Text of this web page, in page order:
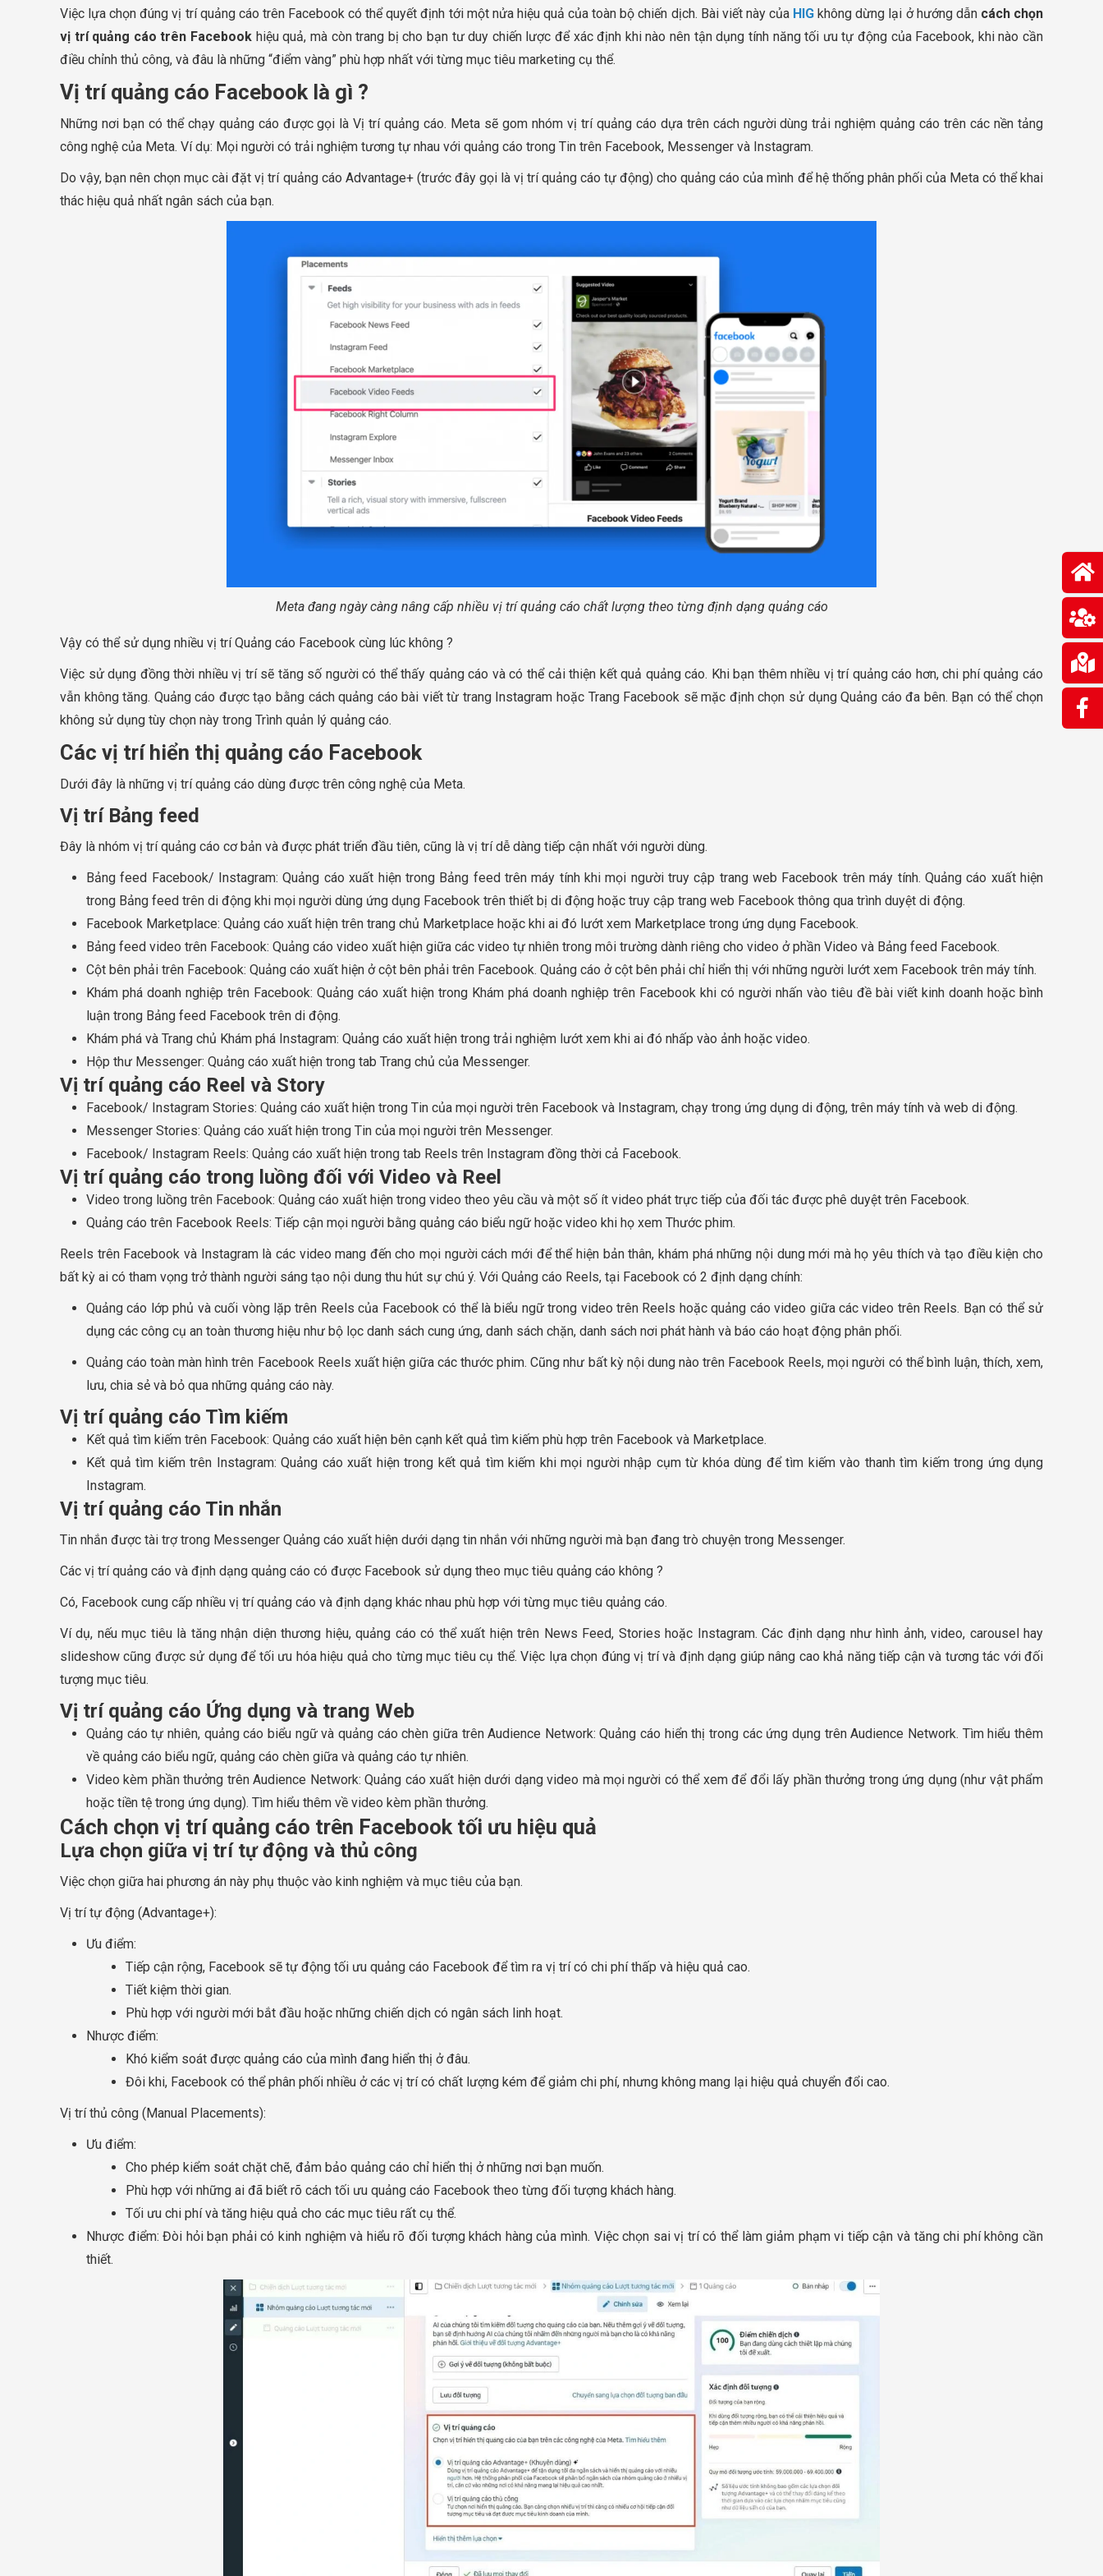
Việc lựa chọn đúng vị trí quảng cáo trên Facebook có thể quyết định tới một nửa hiệu quả của toàn bộ chiến dịch. Bài viết này của HIG không dừng lại ở hướng dẫn cách chọn
vị trí quảng cáo trên Facebook hiệu quả, mà còn trang bị cho bạn tư duy chiến lược để xác định khi nào nên tận dụng tính năng tối ưu tự động của Facebook, khi nào cần
điều chỉnh thủ công, và đâu là những “điểm vàng” phù hợp nhất với từng mục tiêu marketing cụ thể.
Vị trí quảng cáo Facebook là gì ?
Những nơi bạn có thể chạy quảng cáo được gọi là Vị trí quảng cáo. Meta sẽ gom nhóm vị trí quảng cáo dựa trên cách người dùng trải nghiệm quảng cáo trên các nền tảng
công nghệ của Meta. Ví dụ: Mọi người có trải nghiệm tương tự nhau với quảng cáo trong Tin trên Facebook, Messenger và Instagram.
Do vậy, bạn nên chọn mục cài đặt vị trí quảng cáo Advantage+ (trước đây gọi là vị trí quảng cáo tự động) cho quảng cáo của mình để hệ thống phân phối của Meta có thể khai
thác hiệu quả nhất ngân sách của bạn.
Meta đang ngày càng nâng cấp nhiều vị trí quảng cáo chất lượng theo từng định dạng quảng cáo
Vậy có thể sử dụng nhiều vị trí Quảng cáo Facebook cùng lúc không ?
Việc sử dụng đồng thời nhiều vị trí sẽ tăng số người có thể thấy quảng cáo và có thể cải thiện kết quả quảng cáo. Khi bạn thêm nhiều vị trí quảng cáo hơn, chi phí quảng cáo
vẫn không tăng. Quảng cáo được tạo bằng cách quảng cáo bài viết từ trang Instagram hoặc Trang Facebook sẽ mặc định chọn sử dụng Quảng cáo đa bên. Bạn có thể chọn
không sử dụng tùy chọn này trong Trình quản lý quảng cáo.
Các vị trí hiển thị quảng cáo Facebook
Dưới đây là những vị trí quảng cáo dùng được trên công nghệ của Meta.
Vị trí Bảng feed
Đây là nhóm vị trí quảng cáo cơ bản và được phát triển đầu tiên, cũng là vị trí dễ dàng tiếp cận nhất với người dùng.
Bảng feed Facebook/ Instagram: Quảng cáo xuất hiện trong Bảng feed trên máy tính khi mọi người truy cập trang web Facebook trên máy tính. Quảng cáo xuất hiện
trong Bảng feed trên di động khi mọi người dùng ứng dụng Facebook trên thiết bị di động hoặc truy cập trang web Facebook thông qua trình duyệt di động.
Facebook Marketplace: Quảng cáo xuất hiện trên trang chủ Marketplace hoặc khi ai đó lướt xem Marketplace trong ứng dụng Facebook.
Bảng feed video trên Facebook: Quảng cáo video xuất hiện giữa các video tự nhiên trong môi trường dành riêng cho video ở phần Video và Bảng feed Facebook.
Cột bên phải trên Facebook: Quảng cáo xuất hiện ở cột bên phải trên Facebook. Quảng cáo ở cột bên phải chỉ hiển thị với những người lướt xem Facebook trên máy tính.
Khám phá doanh nghiệp trên Facebook: Quảng cáo xuất hiện trong Khám phá doanh nghiệp trên Facebook khi có người nhấn vào tiêu đề bài viết kinh doanh hoặc bình
luận trong Bảng feed Facebook trên di động.
Khám phá và Trang chủ Khám phá Instagram: Quảng cáo xuất hiện trong trải nghiệm lướt xem khi ai đó nhấp vào ảnh hoặc video.
Hộp thư Messenger: Quảng cáo xuất hiện trong tab Trang chủ của Messenger.
Vị trí quảng cáo Reel và Story
Facebook/ Instagram Stories: Quảng cáo xuất hiện trong Tin của mọi người trên Facebook và Instagram, chạy trong ứng dụng di động, trên máy tính và web di động.
Messenger Stories: Quảng cáo xuất hiện trong Tin của mọi người trên Messenger.
Facebook/ Instagram Reels: Quảng cáo xuất hiện trong tab Reels trên Instagram đồng thời cả Facebook.
Vị trí quảng cáo trong luồng đối với Video và Reel
Video trong luồng trên Facebook: Quảng cáo xuất hiện trong video theo yêu cầu và một số ít video phát trực tiếp của đối tác được phê duyệt trên Facebook.
Quảng cáo trên Facebook Reels: Tiếp cận mọi người bằng quảng cáo biểu ngữ hoặc video khi họ xem Thước phim.
Reels trên Facebook và Instagram là các video mang đến cho mọi người cách mới để thể hiện bản thân, khám phá những nội dung mới mà họ yêu thích và tạo điều kiện cho
bất kỳ ai có tham vọng trở thành người sáng tạo nội dung thu hút sự chú ý. Với Quảng cáo Reels, tại Facebook có 2 định dạng chính:
Quảng cáo lớp phủ và cuối vòng lặp trên Reels của Facebook có thể là biểu ngữ trong video trên Reels hoặc quảng cáo video giữa các video trên Reels. Bạn có thể sử
dụng các công cụ an toàn thương hiệu như bộ lọc danh sách cung ứng, danh sách chặn, danh sách nơi phát hành và báo cáo hoạt động phân phối.
Quảng cáo toàn màn hình trên Facebook Reels xuất hiện giữa các thước phim. Cũng như bất kỳ nội dung nào trên Facebook Reels, mọi người có thể bình luận, thích, xem,
lưu, chia sẻ và bỏ qua những quảng cáo này.
Vị trí quảng cáo Tìm kiếm
Kết quả tìm kiếm trên Facebook: Quảng cáo xuất hiện bên cạnh kết quả tìm kiếm phù hợp trên Facebook và Marketplace.
Kết quả tìm kiếm trên Instagram: Quảng cáo xuất hiện trong kết quả tìm kiếm khi mọi người nhập cụm từ khóa dùng để tìm kiếm vào thanh tìm kiếm trong ứng dụng
Instagram.
Vị trí quảng cáo Tin nhắn
Tin nhắn được tài trợ trong Messenger Quảng cáo xuất hiện dưới dạng tin nhắn với những người mà bạn đang trò chuyện trong Messenger.
Các vị trí quảng cáo và định dạng quảng cáo có được Facebook sử dụng theo mục tiêu quảng cáo không ?
Có, Facebook cung cấp nhiều vị trí quảng cáo và định dạng khác nhau phù hợp với từng mục tiêu quảng cáo.
Ví dụ, nếu mục tiêu là tăng nhận diện thương hiệu, quảng cáo có thể xuất hiện trên News Feed, Stories hoặc Instagram. Các định dạng như hình ảnh, video, carousel hay
slideshow cũng được sử dụng để tối ưu hóa hiệu quả cho từng mục tiêu cụ thể. Việc lựa chọn đúng vị trí và định dạng giúp nâng cao khả năng tiếp cận và tương tác với đối
tượng mục tiêu.
Vị trí quảng cáo Ứng dụng và trang Web
Quảng cáo tự nhiên, quảng cáo biểu ngữ và quảng cáo chèn giữa trên Audience Network: Quảng cáo hiển thị trong các ứng dụng trên Audience Network. Tìm hiểu thêm
về quảng cáo biểu ngữ, quảng cáo chèn giữa và quảng cáo tự nhiên.
Video kèm phần thưởng trên Audience Network: Quảng cáo xuất hiện dưới dạng video mà mọi người có thể xem để đổi lấy phần thưởng trong ứng dụng (như vật phẩm
hoặc tiền tệ trong ứng dụng). Tìm hiểu thêm về video kèm phần thưởng.
Cách chọn vị trí quảng cáo trên Facebook tối ưu hiệu quả
Lựa chọn giữa vị trí tự động và thủ công
Việc chọn giữa hai phương án này phụ thuộc vào kinh nghiệm và mục tiêu của bạn.
Vị trí tự động (Advantage+):
Ưu điểm:
Tiếp cận rộng, Facebook sẽ tự động tối ưu quảng cáo Facebook để tìm ra vị trí có chi phí thấp và hiệu quả cao.
Tiết kiệm thời gian.
Phù hợp với người mới bắt đầu hoặc những chiến dịch có ngân sách linh hoạt.
Nhược điểm:
Khó kiểm soát được quảng cáo của mình đang hiển thị ở đâu.
Đôi khi, Facebook có thể phân phối nhiều ở các vị trí có chất lượng kém để giảm chi phí, nhưng không mang lại hiệu quả chuyển đổi cao.
Vị trí thủ công (Manual Placements):
Ưu điểm:
Cho phép kiểm soát chặt chẽ, đảm bảo quảng cáo chỉ hiển thị ở những nơi bạn muốn.
Phù hợp với những ai đã biết rõ cách tối ưu quảng cáo Facebook theo từng đối tượng khách hàng.
Tối ưu chi phí và tăng hiệu quả cho các mục tiêu rất cụ thể.
Nhược điểm: Đòi hỏi bạn phải có kinh nghiệm và hiểu rõ đối tượng khách hàng của mình. Việc chọn sai vị trí có thể làm giảm phạm vi tiếp cận và tăng chi phí không cần
thiết.